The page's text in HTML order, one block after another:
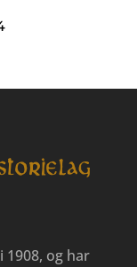
og har